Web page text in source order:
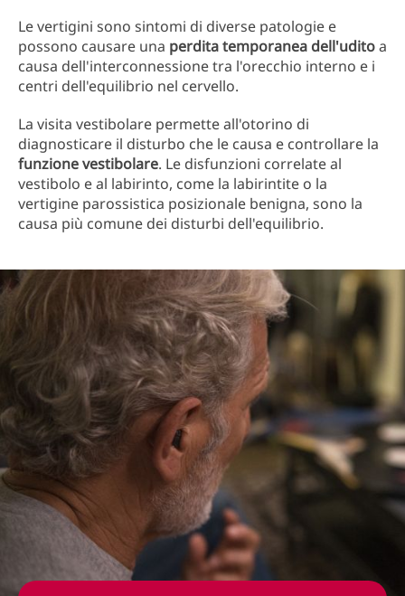
Le vertigini sono sintomi di diverse patologie e
possono causare una perdita temporanea dell'uditoa
causa dell'interconnessione tra l'orecchio interno e i
centri dell'equilibrio nel cervello.
La visita vestibolare permette all'otorino di
diagnosticare il disturbo che le causa e controllare la
funzione vestibolare. Le disfunzioni correlate al
vestibolo e al labirinto, come la labirintite o la
vertigine parossistica posizionale benigna, sono la
causa più comune dei disturbi dell'equilibrio.